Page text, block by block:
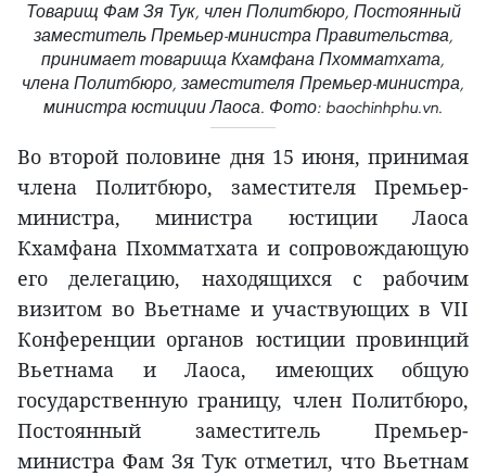
Товарищ Фам Зя Тук, член Политбюро, Постоянный
заместитель Премьер-министра Правительства,
принимает товарища Кхамфана Пхомматхата,
члена Политбюро, заместителя Премьер-министра,
министра юстиции Лаоса. Фото: baochinhphu.vn.
Во второй половине дня 15 июня, принимая
члена Политбюро, заместителя Премьер-
министра, министра юстиции Лаоса
Кхамфана Пхомматхата и сопровождающую
его делегацию, находящихся с рабочим
визитом во Вьетнаме и участвующих в VII
Конференции органов юстиции провинций
Вьетнама и Лаоса, имеющих общую
государственную границу, член Политбюро,
Постоянный заместитель Премьер-
министра Фам Зя Тук отметил, что Вьетнам